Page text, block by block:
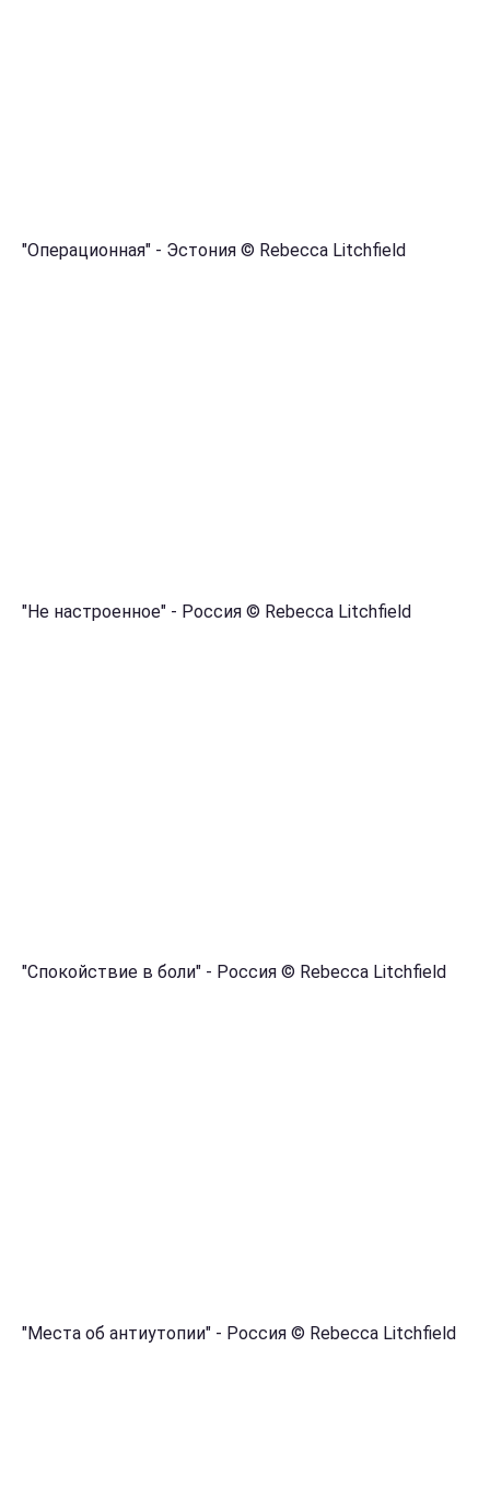
"Операционная" - Эстония © Rebecca Litchfield
"Не настроенное" - Россия © Rebecca Litchfield
"Спокойствие в боли" - Россия © Rebecca Litchfield
"Места об антиутопии" - Россия © Rebecca Litchfield